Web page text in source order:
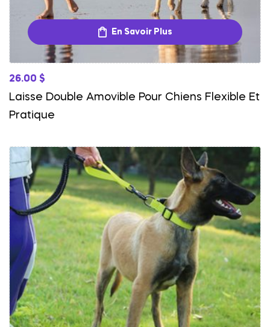
En Savoir Plus
26.00 $
Laisse Double Amovible Pour Chiens Flexible Et
Pratique